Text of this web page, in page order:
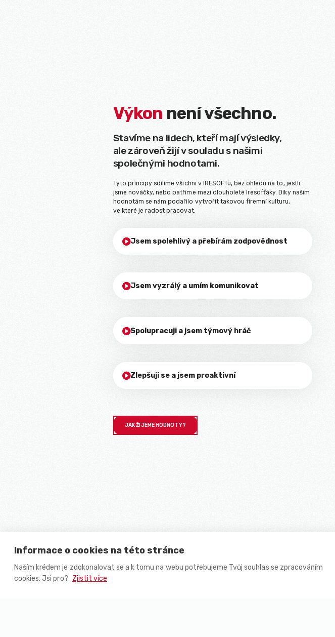
Informace o cookies na této stránce
Naším krédem je zdokonalovat se a k tomu na webu potřebujeme Tvůj souhlas se zpracováním
cookies. Jsi pro? Zjistit více
Výkon není všechno.
Stavíme na lidech, kteří mají výsledky,
ale zároveň žijí v souladu s našimi
společnými hodnotami.
Tyto principy sdílíme všichni v IRESOFTu, bez ohledu na to, jestli
jsme nováčky, nebo patříme mezi dlouholeté Iresofťáky. Díky našim
hodnotám se nám podařilo vytvořit takovou firemní kulturu,
ve které je radost pracovat.
Jsem spolehlivý a přebírám zodpovědnost
Jsem vyzrálý a umím komunikovat
Spolupracuji a jsem týmový hráč
Zlepšuji se a jsem proaktivní
JAK ŽIJEME HODNOTY?